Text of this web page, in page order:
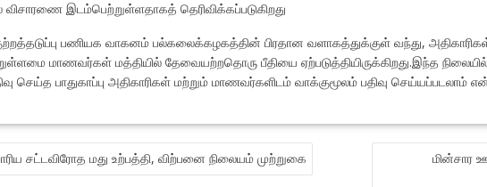
விசாரணை இடம்பெற்றுள்ளதாகத் தெரிவிக்கப்படுகிறது
பணியக வாகனம் பல்கலைக்கழகத்தின் பிரதான வளாகத்துக்குள் வந்து,
மாணவர்கள் மத்தியில் தேவையற்றதொரு பீதியை ஏற்படுத்தியிருக்கிறது.இந்த
செய்த பாதுகாப்பு அதிகாரிகள் மற்றும் மாணவர்களிடம் வாக்குமூலம் பதிவு செய்யப்படலாம்
சட்டவிரோத மது உற்பத்தி, விற்பனை நிலையம் முற்றுகை
மின்சார